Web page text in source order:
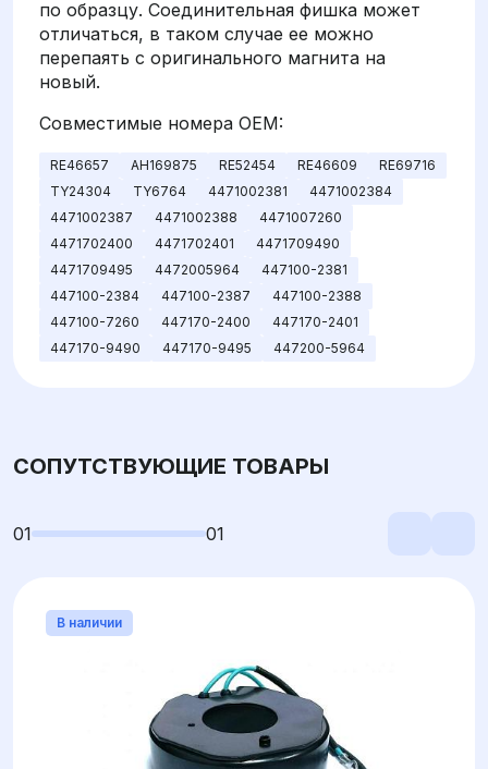
по образцу. Соединительная фишка может
отличаться, в таком случае ее можно
перепаять с оригинального магнита на
новый.
Совместимые номера OEM:
RE46657 AH169875 RE52454 RE46609
RE69716
TY24304
TY6764 4471002381
4471002384
4471002387
4471002388
4471007260
4471702400
4471702401
4471709490
4471709495
4472005964
447100-2381
447100-2384
447100-2387
447100-2388
447100-7260
447170-2400
447170-2401
447170-9490
447170-9495 447200-5964
СОПУТСТВУЮЩИЕ ТОВАРЫ
01 01
В наличии